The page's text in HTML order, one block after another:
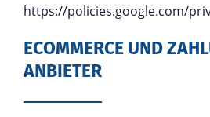
https://policies.google.com/
ECOMMERCE UND
ANBIETER